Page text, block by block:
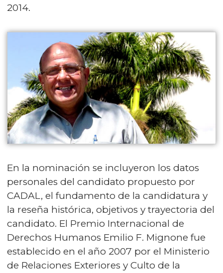
2014.
En la nominación se incluyeron los datos
personales del candidato propuesto por
CADAL, el fundamento de la candidatura y
la reseña histórica, objetivos y trayectoria del
candidato. El Premio Internacional de
Derechos Humanos Emilio F. Mignone fue
establecido en el año 2007 por el Ministerio
de Relaciones Exteriores y Culto de la